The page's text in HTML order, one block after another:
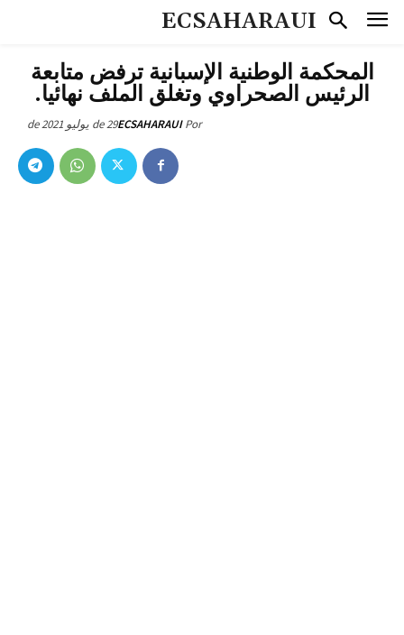
ECSAHARAUI
المحكمة الوطنية الإسبانية ترفض متابعة
الرئيس الصحراوي وتغلق الملف نهائيا.
Por
ECSAHARAUI29 de يوليو de 2021